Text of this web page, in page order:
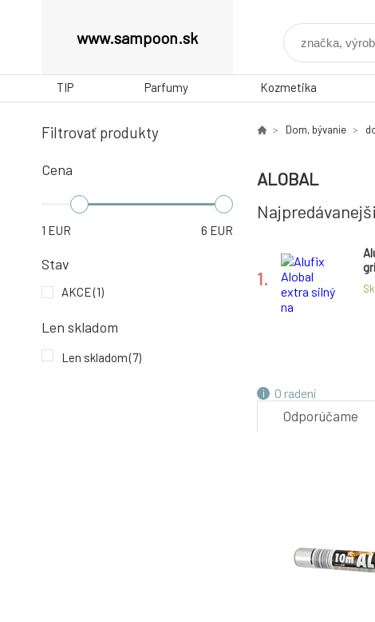
www.sampoon.sk
TIP Parfumy Kozmetika
Filtrovať produkty
Cena
1 EUR 6 EUR
Stav
AKCE(1)
Len skladom
Len skladom(7)
Dom, bývanie
ALOBAL
1.
m
O radení
Odporúčame